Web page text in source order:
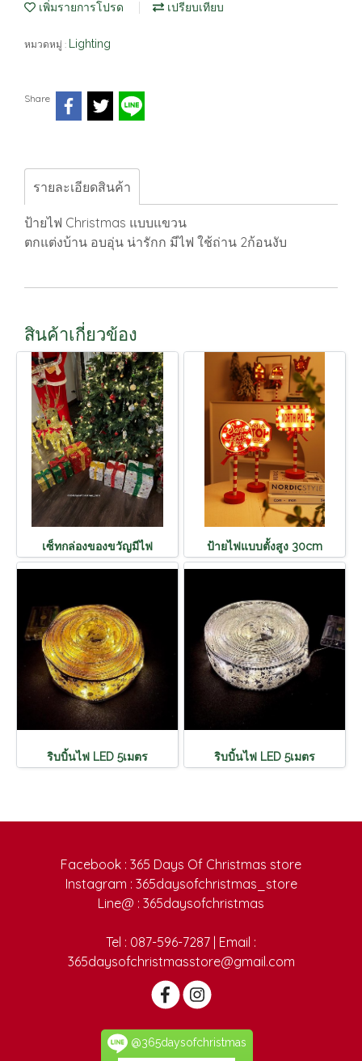
เพิ่มรายการโปรด เปรียบเทียบ
หมวดหมู่ : Lighting
Share
รายละเอียดสินค้า
ป้ายไฟ Christmas แบบแขวน
ตกแต่งบ้าน อบอุ่น น่ารักก มีไฟ ใช้ถ่าน 2ก้อนงับ
สินค้าเกี่ยวข้อง
เซ็ทกล่องของขวัญมีไฟ ป้ายไฟแบบตั้งสูง 30cm
ริบบิ้นไฟ LED 5เมตร ริบบิ้นไฟ LED 5เมตร
Facebook : 365 Days Of Christmas store
Instagram : 365daysofchristmas_store
Line@ : 365daysofchristmas
Tel : 087-596-7287 | Email :
365daysofchristmasstore@gmail.com
@365daysofchristmas